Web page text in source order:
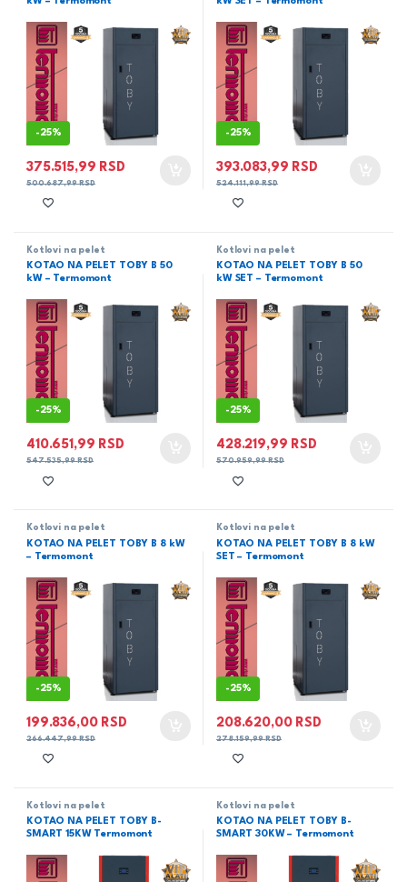
-25%
375.515,99 RSD
500.687,99RSD
-25%
393.083,99 RSD
524.111,99RSD
Kotlovi na pelet
KOTAO NA PELET TOBY B 50
kW – Termomont
-25%
410.651,99 RSD
547.535,99RSD
Kotlovi na pelet
KOTAO NA PELET TOBY B 50
kW SET – Termomont
-25%
428.219,99 RSD
570.959,99RSD
Kotlovi na pelet
KOTAO NA PELET TOBY B 8 kW
– Termomont
-25%
199.836,00 RSD
266.447,99RSD
Kotlovi na pelet
KOTAO NA PELET TOBY B 8 kW
SET – Termomont
-25%
208.620,00 RSD
278.159,99RSD
Kotlovi na pelet
KOTAO NA PELET TOBY B-
SMART 15KW Termomont
Kotlovi na pelet
KOTAO NA PELET TOBY B-
SMART 30KW – Termomont